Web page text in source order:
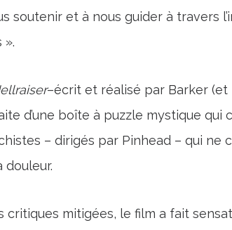
soutenir et à nous guider à travers
».
–écrit et réalisé par Barker (et
d’une boîte à puzzle mystique
– dirigés par Pinhead – qui
douleur.
critiques mitigées, le film a fait